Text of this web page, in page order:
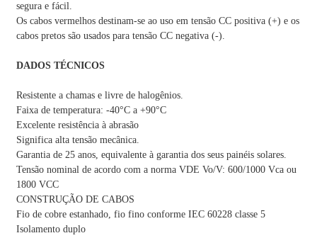
segura e fácil.
Os cabos vermelhos destinam-se ao uso em tensão CC positiva (+) e os
cabos pretos são usados ​​para tensão CC negativa (-).
DADOS TÉCNICOS
Resistente a chamas e livre de halogênios.
Faixa de temperatura: -40°C a +90°C
Excelente resistência à abrasão
Significa alta tensão mecânica.
Garantia de 25 anos, equivalente à garantia dos seus painéis solares.
Tensão nominal de acordo com a norma VDE Vo/V: 600/1000 Vca ou
1800 VCC
CONSTRUÇÃO DE CABOS
Fio de cobre estanhado, fio fino conforme IEC 60228 classe 5
Isolamento duplo